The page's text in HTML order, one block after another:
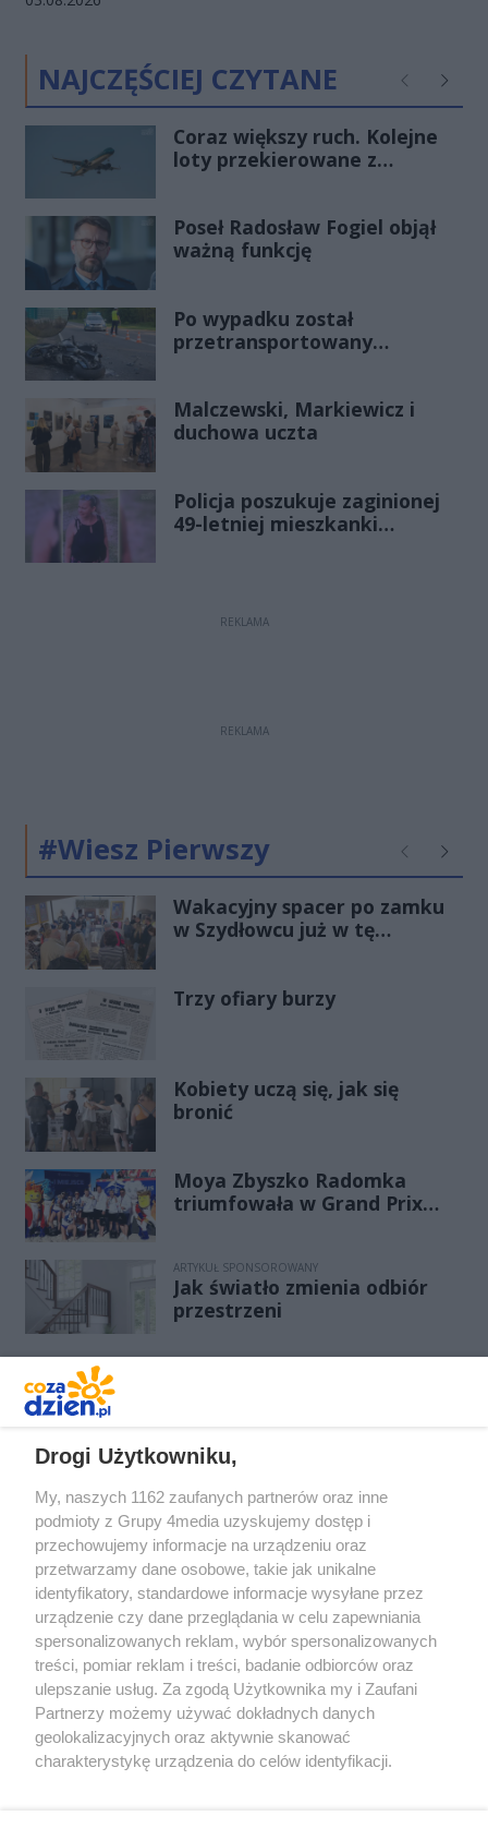
NAJCZĘŚCIEJ CZYTANE Poprzednie
Coraz większy ruch. Kolejne
loty przekierowane z
Poseł Radosław Fogiel objął
ważną funkcję
Po wypadku został
przetransportowany
Malczewski, Markiewicz i
duchowa uczta
Policja poszukuje zaginionej
49-letniej mieszkanki
REKLAMA
REKLAMA
#Wiesz Pierwszy Poprzednie
Wakacyjny spacer po zamku
w Szydłowcu już w tę
Trzy ofiary burzy
Kobiety uczą się, jak się
bronić
Moya Zbyszko Radomka
triumfowała w Grand Prix
ARTYKUŁ SPONSOROWANY
Jak światło zmienia odbiór
przestrzeni
Redakcja Reklama Prywatność
Praca Łódź
the:protocol
Drogi Użytkowniku,
My, naszych 1162 zaufanych partnerów oraz inne
podmioty z Grupy 4media uzyskujemy dostęp i
przechowujemy informacje na urządzeniu oraz
przetwarzamy dane osobowe, takie jak unikalne
identyfikatory, standardowe informacje wysyłane przez
urządzenie czy dane przeglądania w celu zapewniania
spersonalizowanych reklam, wybór spersonalizowanych
treści, pomiar reklam i treści, badanie odbiorców oraz
ulepszanie usług. Za zgodą Użytkownika my i Zaufani
Partnerzy możemy używać dokładnych danych
geolokalizacyjnych oraz aktywnie skanować
charakterystykę urządzenia do celów identyfikacji.